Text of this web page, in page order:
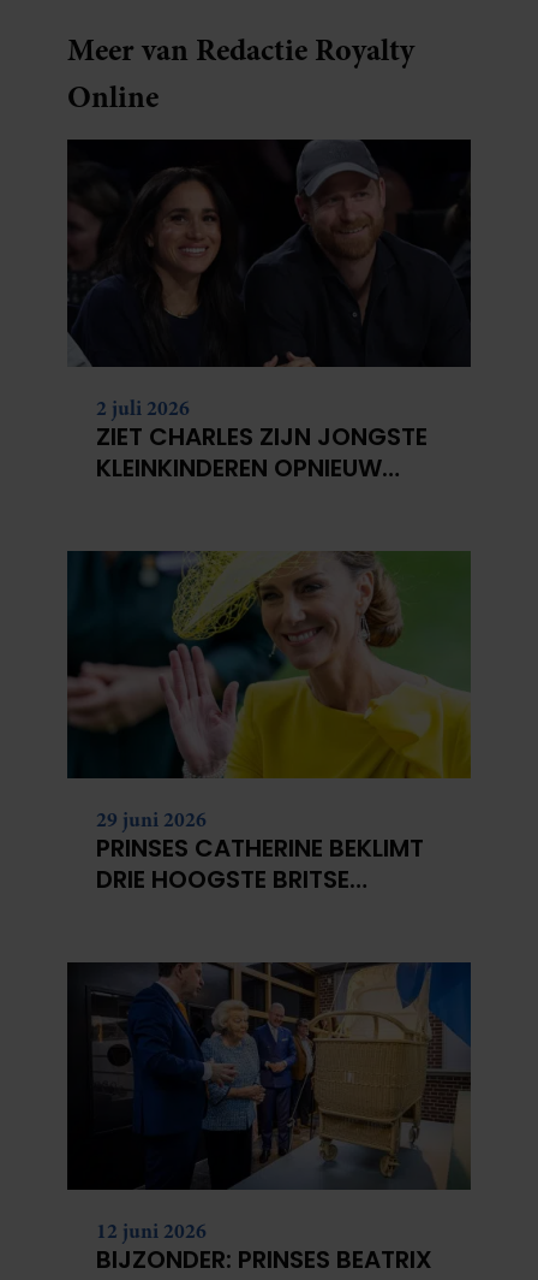
Meer van Redactie Royalty
Online
2 juli 2026
ZIET CHARLES ZIJN JONGSTE
KLEINKINDEREN OPNIEUW
29 juni 2026
PRINSES CATHERINE BEKLIMT
DRIE HOOGSTE BRITSE
12 juni 2026
BIJZONDER: PRINSES BEATRIX